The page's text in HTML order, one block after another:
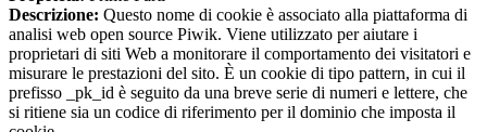
Descrizione: Questo nome di cookie è associato alla piattaforma di
analisi web open source Piwik. Viene utilizzato per aiutare i
proprietari di siti Web a monitorare il comportamento dei visitatori e
misurare le prestazioni del sito. È un cookie di tipo pattern, in cui il
prefisso _pk_id è seguito da una breve serie di numeri e lettere, che
si ritiene sia un codice di riferimento per il dominio che imposta il